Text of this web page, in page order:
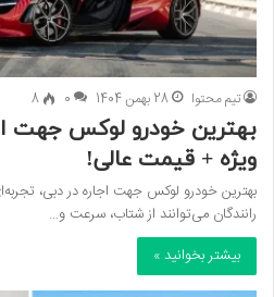
تیم محتوا 28 بهمن 1404 0
8
بهترین خودرو لوکس جهت
ویژه + قیمت عالی!
بهترین خودرو لوکس جهت اجاره در دبی،
رانندگان می‌توانند از شتاب، سرعت و…
بیشتر بخوانید »